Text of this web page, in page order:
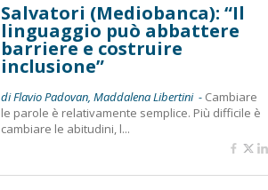
Salvatori (Mediobanca): “Il
linguaggio può abbattere
barriere e costruire
inclusione”
di Flavio Padovan, Maddalena Libertini - Cambiare
le parole è relativamente semplice. Più difficile è
cambiare le abitudini, l...